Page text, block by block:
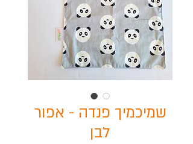
שמיכמיך פנדה - אפור
לבן